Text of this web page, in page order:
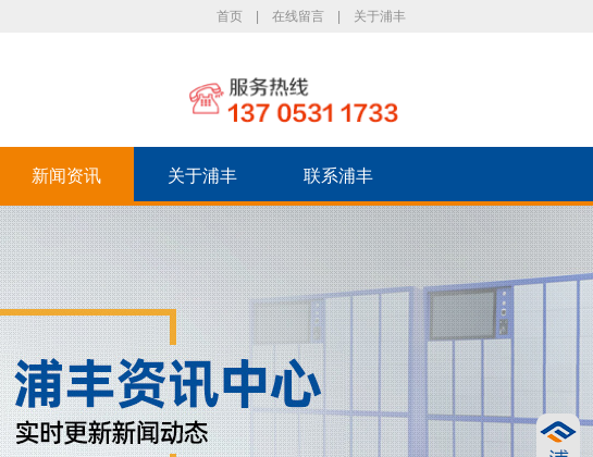
首页 在线留言 关于浦丰
新闻资讯 关于浦丰 联系浦丰